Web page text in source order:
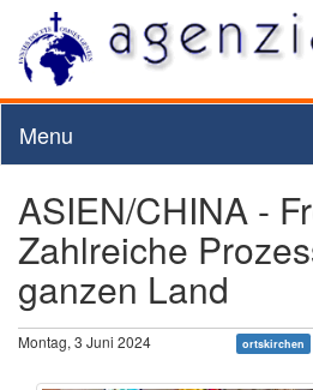
Menu
ASIEN/CHINA -
Zahlreiche
ganzen Land
Montag, 3 Juni 2024 ortskirchen